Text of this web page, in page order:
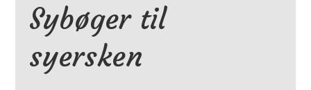
Sybøger til
syersken